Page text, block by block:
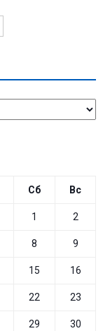
Сб Вс
1 2
8 9
15 16
22 23
29 30